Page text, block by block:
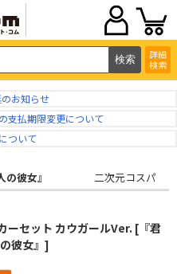
詳細
検索
お知らせ
支払期限変更について
ついて
彼女』 二次元コスパ
ーセット カウガールVer. [『君
彼女』]